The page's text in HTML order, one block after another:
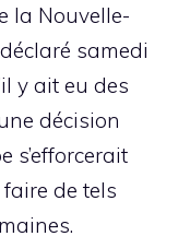
la Nouvelle-
samedi
y ait eu des
décision
s’efforcerait
de tels